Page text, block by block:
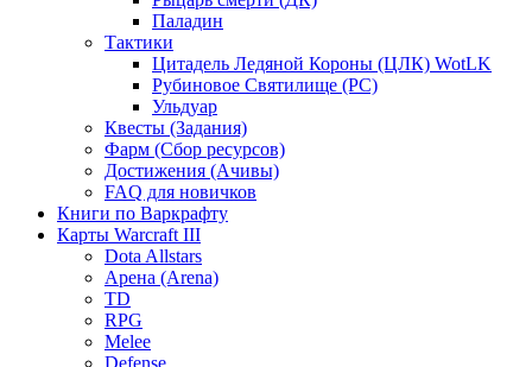
Паладин
Тактики
Цитадель Ледяной Короны (ЦЛК) WotLK
Рубиновое Святилище (РС)
Ульдуар
Квесты (Задания)
Фарм (Сбор ресурсов)
Достижения (Ачивы)
FAQ для новичков
Книги по Варкрафту
Карты Warcraft III
Dota Allstars
Арена (Arena)
TD
RPG
Melee
Defense